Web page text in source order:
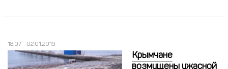
18:07 02.01.2019
Крымчане
возмущены ужасной